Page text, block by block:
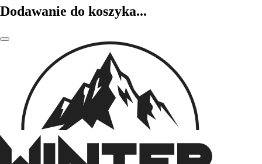
Dodawanie do koszyka...